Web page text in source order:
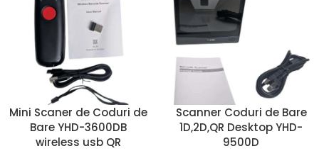
Mini Scaner de Coduri de
Bare YHD-3600DB
wireless usb QR
Scanner Coduri de Bare
1D,2D,QR Desktop YHD-
9500D